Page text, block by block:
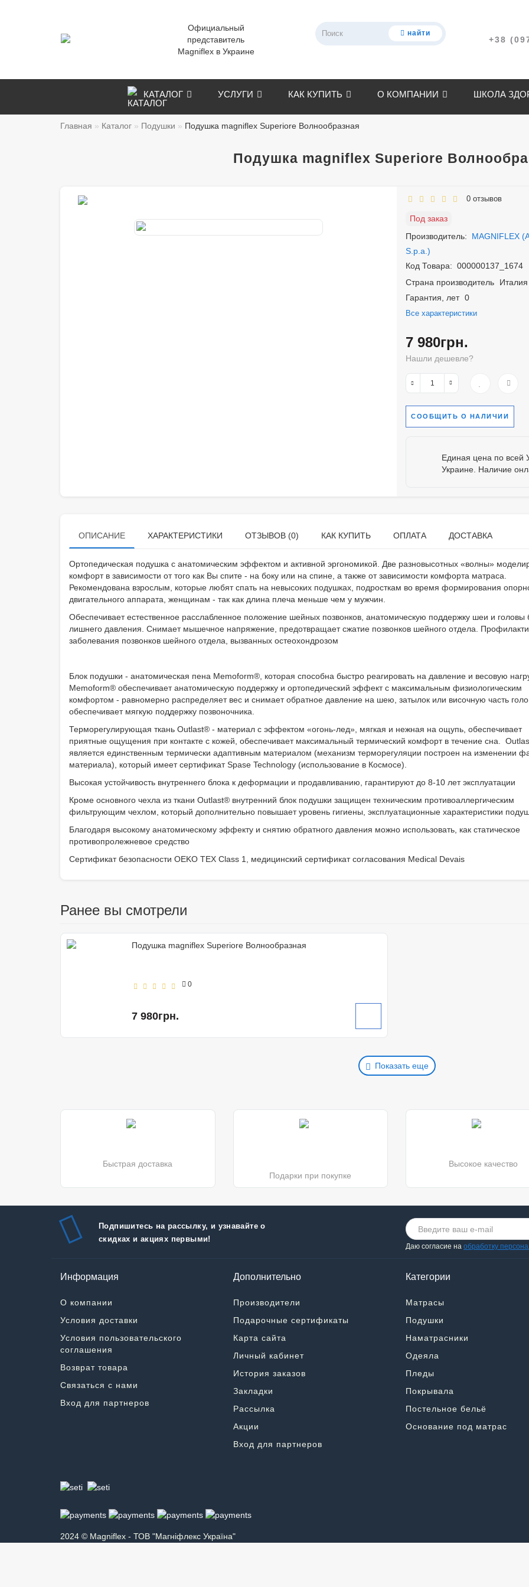
Официальный
представитель
Magniflex в Украине
найти
+38
КАТАЛОГ УСЛУГИ КАК КУПИТЬ О КОМПАНИИ ШКОЛА
Главная Каталог Подушки Подушка magniflex Superiore Волнообразная
Подушка magniflex Superiore
0 отзывов
Под заказ
Производитель:
MAGNIFLEX
S.p.a.)
Код Товара: 000000137_1674
Страна производитель
Италия
Гарантия, лет 0
Все характеристики
7 980грн.
Нашли дешевле?
СООБЩИТЬ О НАЛИЧИИ
Единая цена по всей
Украине. Наличие
ОПИСАНИЕ ХАРАКТЕРИСТИКИ ОТЗЫВОВ (0) КАК КУПИТЬ ОПЛАТА ДОСТАВКА
Ортопедическая подушка с анатомическим эффектом и активной эргономикой. Две разновысотных «волны»
комфорт в зависимости от того как Вы спите - на боку или на спине, а также от зависимости комфорта матраса.
Рекомендована взрослым, которые любят спать на невысоких подушках, подросткам во время формирования
двигательного аппарата, женщинам - так как длина плеча меньше чем у мужчин.
Обеспечивает естественное расслабленное положение шейных позвонков, анатомическую поддержку шеи и головы
лишнего давления. Снимает мышечное напряжение, предотвращает сжатие позвонков шейного отдела.
заболевания позвонков шейного отдела, вызванных остеохондрозом
Блок подушки - анатомическая пена Memoform®, которая способна быстро реагировать на давление и весовую
Memoform® обеспечивает анатомическую поддержку и ортопедический эффект с максимальным физиологическим
комфортом - равномерно распределяет вес и снимает обратное давление на шею, затылок или височную часть
обеспечивает мягкую поддержку позвоночника.
Терморегулирующая ткань Outlast® - материал с эффектом «огонь-лед», мягкая и нежная на ощупь, обеспечивает
приятные ощущения при контакте с кожей, обеспечивает максимальный термический комфорт в течение сна.
является единственным термически адаптивным материалом (механизм терморегуляции построен на изменении
материала), который имеет сертификат Spase Technology (использование в Космосе).
Высокая устойчивость внутреннего блока к деформации и продавливанию, гарантируют до 8-10 лет эксплуатации
Кроме основного чехла из ткани Outlast® внутренний блок подушки защищен техническим противоаллергическим
фильтрующим чехлом, который дополнительно повышает уровень гигиены, эксплуатационные характеристики
Благодаря высокому анатомическому эффекту и снятию обратного давления можно использовать, как статическое
противопролежневое средство
Сертификат безопасности OEKO TEX Class 1, медицинский сертификат согласования Medical Devaіs
Ранее вы смотрели
Подушка magniflex Superiore Волнообразная
0
7 980грн.
Показать еще
Быстрая доставка
Подарки при покупке
Высокое качество
Подпишитесь на рассылку, и узнавайте о
скидках и акциях первыми!
Даю согласие на обработку
Информация
О компании
Условия доставки
Условия пользовательского
соглашения
Возврат товара
Связаться с нами
Вход для партнеров
Дополнительно
Производители
Подарочные сертификаты
Карта сайта
Личный кабинет
История заказов
Закладки
Рассылка
Акции
Вход для партнеров
Категории
Матрасы
Подушки
Наматрасники
Одеяла
Пледы
Покрывала
Постельное бельё
Основание под матрас
2024 © Magniflex - ТОВ "Магніфлекс Україна"